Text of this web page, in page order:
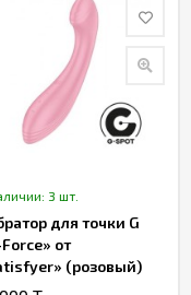
3 шт.
для точки G
от
(розовый)